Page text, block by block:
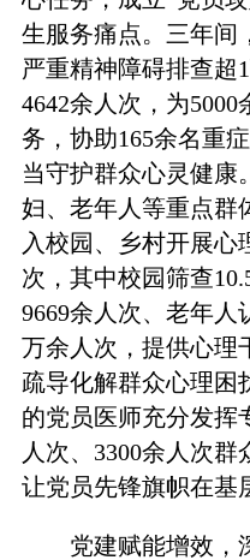
生服务痛点。三年间
严重精神障碍排查超
4642余人次，为
务，协助165余名重
当守护群众心灵健康
妇、老年人等重点群
入校园、乡村开展心
次，其中校园筛查
9669余人次、老年人
万余人次，提供心理
疏导化解群众心理困
的党员医师充分发挥
人次、3300余人次群
让党员先锋旗帜在基
党建赋能增效，